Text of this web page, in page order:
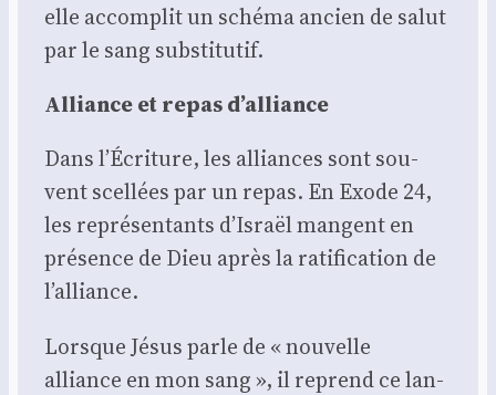
elle accom­plit un sché­ma ancien de salut
par le sang sub­sti­tu­tif.
Alliance et repas d’alliance
Dans l’Écriture, les alliances sont sou­
vent scel­lées par un repas. En Exode 24,
les repré­sen­tants d’Israël mangent en
pré­sence de Dieu après la rati­fi­ca­tion de
l’alliance.
Lorsque Jésus parle de « nou­velle
alliance en mon sang », il reprend ce lan­